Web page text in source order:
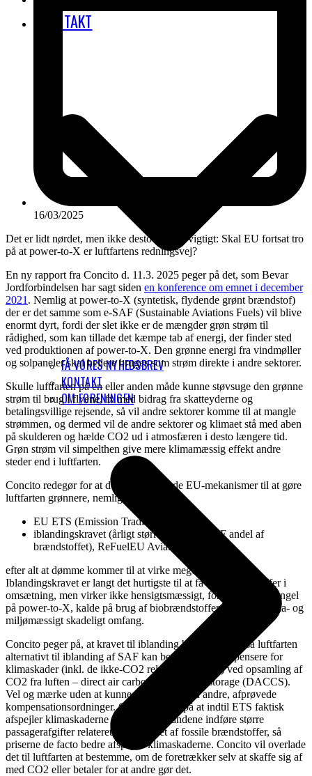
KONTAKT
FÅ VORES NYHEDSBREV
KONTAKT
OM FORENINGEN
16/03/2025
Det er lidt nørdet, men ikke desto mindre vigtigt: Skal EU fortsat tro
på at power-to-X er luftfartens redningsvej?
En ny rapport fra Concito d. 11.3. 2025 peger på det, som Bevar
Jordforbindelsen har sagt siden en konference om emnet i december
2021 . Nemlig at power-to-X (syntetisk, flydende grønt brændstof)
der er det samme som e-SAF (Sustainable Aviations Fuels) vil blive
enormt dyrt, fordi der slet ikke er de mængder grøn strøm til
rådighed, som kan tillade det kæmpe tab af energi, der finder sted
ved produktionen af power-to-X. Den grønne energi fra vindmøller
og solpaneler skal hellere bruges som strøm direkte i andre sektorer.
Skulle luftfarten på en eller anden måde kunne støvsuge den grønne
strøm til brug i flyene, fx med bidrag fra skatteyderne og
betalingsvillige rejsende, så vil andre sektorer komme til at mangle
strømmen, og dermed vil de andre sektorer og klimaet stå med aben
på skulderen og hælde CO2 ud i atmosfæren i desto længere tid.
Grøn strøm vil simpelthen give mere klimamæssig effekt andre
steder end i luftfarten.
Concito redegør for at de to eksisterende EU-mekanismer til at gøre
luftfarten grønnere, nemlig hhv.
EU ETS (Emission Trading System) og
iblandingskravet (årligt større og større SAF andel af
brændstoffet), ReFuelEU Aviation Regulation.
efter alt at dømme kommer til at virke meget forskelligt.
Iblandingskravet er langt det hurtigste til at få nye brændstoffer i
omsætning, men virker ikke hensigtsmæssigt, for det vil – i mangel
på power-to-X, kalde på brug af biobrændstoffer i uset og klima- og
miljømæssigt skadeligt omfang.
Concito peger på, at kravet til iblanding bør løsnes op, så luftfarten
alternativt til iblanding af SAF kan betale for at kompensere for
klimaskader (inkl. de ikke-CO2 relaterede skader) ved opsamling af
CO2 fra luften – direct air carbon capture and storage (DACCS).
Vel og mærke uden at kunne snyde som ved andre, afprøvede
kompensationsordninger. Concito peger på at indtil ETS faktisk
afspejler klimaskaderne skal alle EU-landene indføre større
passagerafgifter relateret til indholdet af fossile brændstoffer, så
priserne de facto bedre afspejler klimaskaderne. Concito vil overlade
det til luftfarten at bestemme, om de foretrækker selv at skaffe sig af
med CO2 eller betaler for at andre gør det.